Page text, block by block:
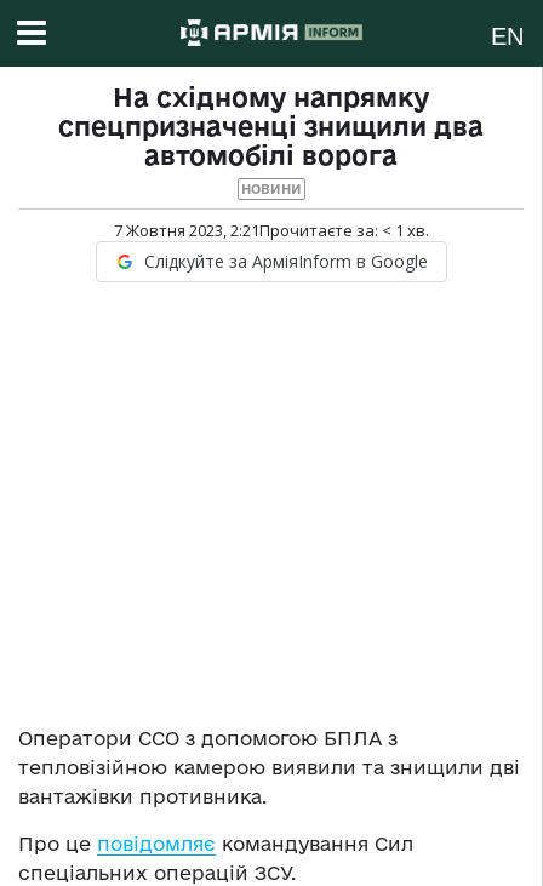
EN
На східному напрямку
спецпризначенці знищили два
автомобілі ворога
НОВИНИ
7 Жовтня 2023, 2:21Прочитаєте за: < 1 хв.
Слідкуйте за АрміяInform в Google
Оператори ССО з допомогою БПЛА з
тепловізійною камерою виявили та знищили дві
вантажівки противника.
Про це повідомляє командування Сил
спеціальних операцій ЗСУ.